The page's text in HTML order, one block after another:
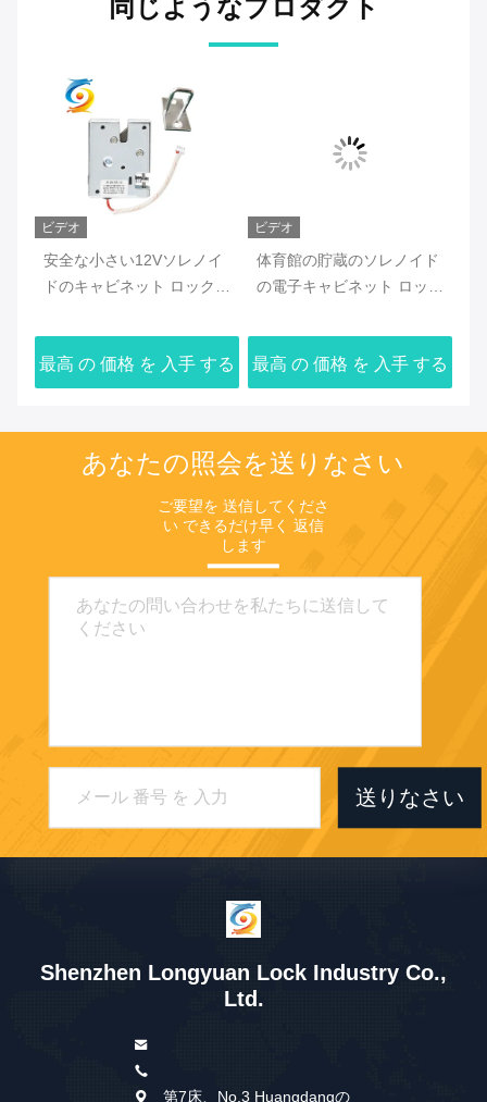
同じようなプロダクト
ビデオ
安全な小さい12Vソレノイ
ドのキャビネット ロックの
最高 の 価格 を 入手 する
ビデオ
体育館の貯蔵のソレノイド
の電子キャビネット ロック
最高 の 価格 を 入手 する
あなたの照会を送りなさい
ご要望を 送信してくださ
い できるだけ早く 返信
します
送りなさい
Shenzhen Longyuan Lock Industry Co.,
Ltd.
第7床、No.3 Huangdangの